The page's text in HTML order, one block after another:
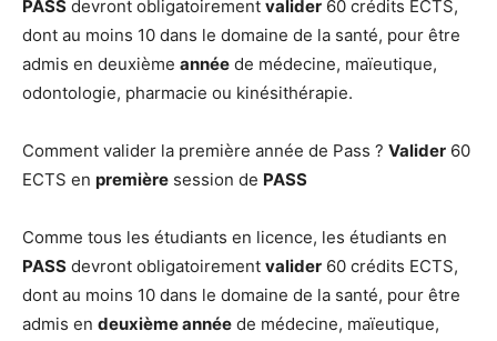
PASS devront obligatoirement valider 60 crédits ECTS,
dont au moins 10 dans le domaine de la santé, pour être
admis en deuxième année de médecine, maïeutique,
odontologie, pharmacie ou kinésithérapie.
Comment valider la première année de Pass ? Valider 60
ECTS en première session de PASS
Comme tous les étudiants en licence, les étudiants en
PASS devront obligatoirement valider 60 crédits ECTS,
dont au moins 10 dans le domaine de la santé, pour être
admis en deuxième année de médecine, maïeutique,